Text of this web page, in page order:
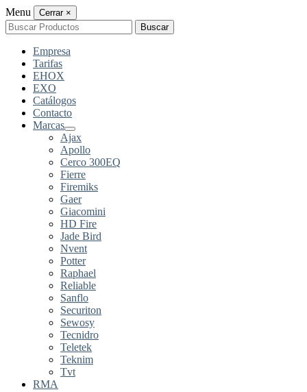
Menu Cerrar ×
Buscar
por:
Buscar
Empresa
Tarifas
EHOX
EXO
Catálogos
Contacto
Marcas
Ajax
Apollo
Cerco 300EQ
Fierre
Firemiks
Gaer
Giacomini
HD Fire
Jade Bird
Nvent
Potter
Raphael
Reliable
Sanflo
Securiton
Sewosy
Tecnidro
Teletek
Teknim
Tvt
RMA